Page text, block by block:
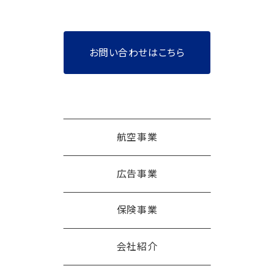
お問い合わせはこちら
航空事業
広告事業
保険事業
会社紹介